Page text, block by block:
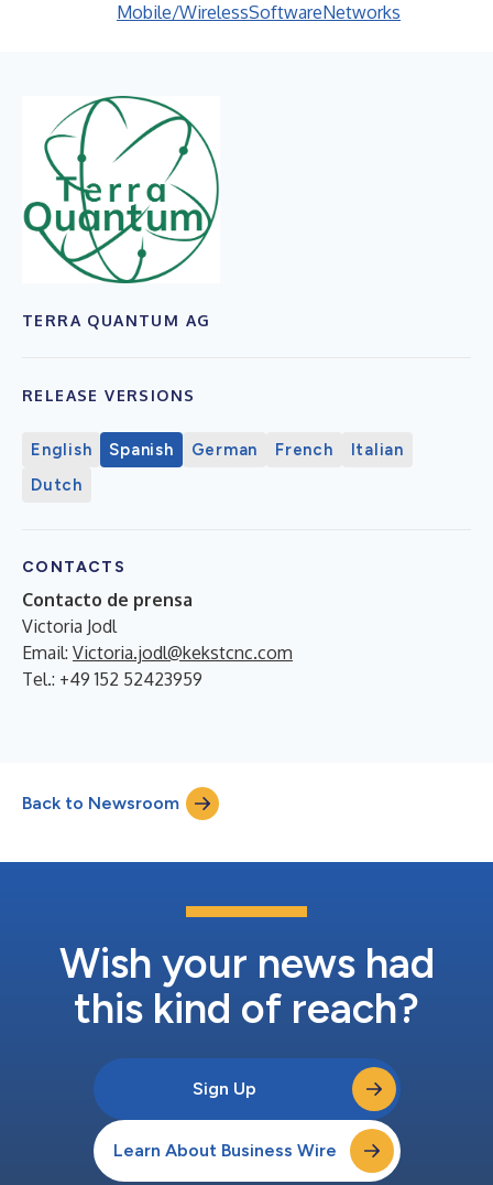
Mobile/WirelessSoftwareNetworks
TERRA QUANTUM AG
RELEASE VERSIONS
English Spanish German French
Italian
Dutch
CONTACTS
Contacto de prensa
Victoria Jodl
Email: Victoria.jodl@kekstcnc.com
Tel.: +49 152 52423959
Back to Newsroom
Wish your news had
this kind of reach?
Sign Up
Learn About Business Wire